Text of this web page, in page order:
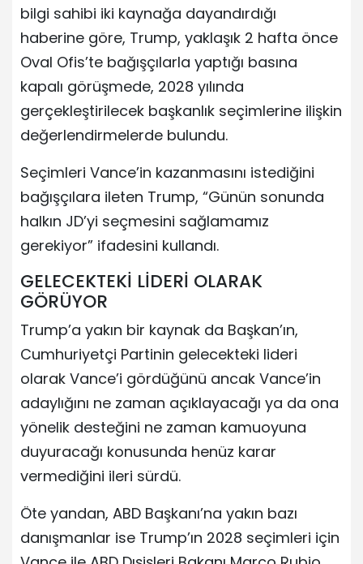
bilgi sahibi iki kaynağa dayandırdığı
haberine göre, Trump, yaklaşık 2 hafta önce
Oval Ofis’te bağışçılarla yaptığı basına
kapalı görüşmede, 2028 yılında
gerçekleştirilecek başkanlık seçimlerine ilişkin
değerlendirmelerde bulundu.
Seçimleri Vance’in kazanmasını istediğini
bağışçılara ileten Trump, “Günün sonunda
halkın JD’yi seçmesini sağlamamız
gerekiyor” ifadesini kullandı.
GELECEKTEKİ LİDERİ OLARAK
GÖRÜYOR
Trump’a yakın bir kaynak da Başkan’ın,
Cumhuriyetçi Partinin gelecekteki lideri
olarak Vance’i gördüğünü ancak Vance’in
adaylığını ne zaman açıklayacağı ya da ona
yönelik desteğini ne zaman kamuoyuna
duyuracağı konusunda henüz karar
vermediğini ileri sürdü.
Öte yandan, ABD Başkanı’na yakın bazı
danışmanlar ise Trump’ın 2028 seçimleri için